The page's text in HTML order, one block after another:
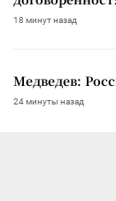
18 минут назад
Медведев:
24 минуты назад